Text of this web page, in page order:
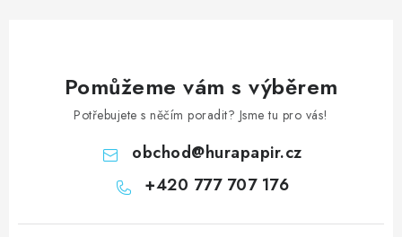
Pomůžeme vám s výběrem
Potřebujete s něčím poradit? Jsme tu pro vás!
obchod@hurapapir.cz
+420 777 707 176